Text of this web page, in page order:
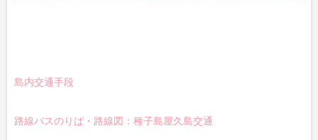
島内交通手段
路線バスのりば・路線図：種子島屋久島交通